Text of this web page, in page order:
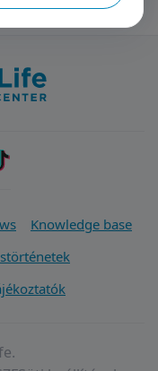
Knowledge base